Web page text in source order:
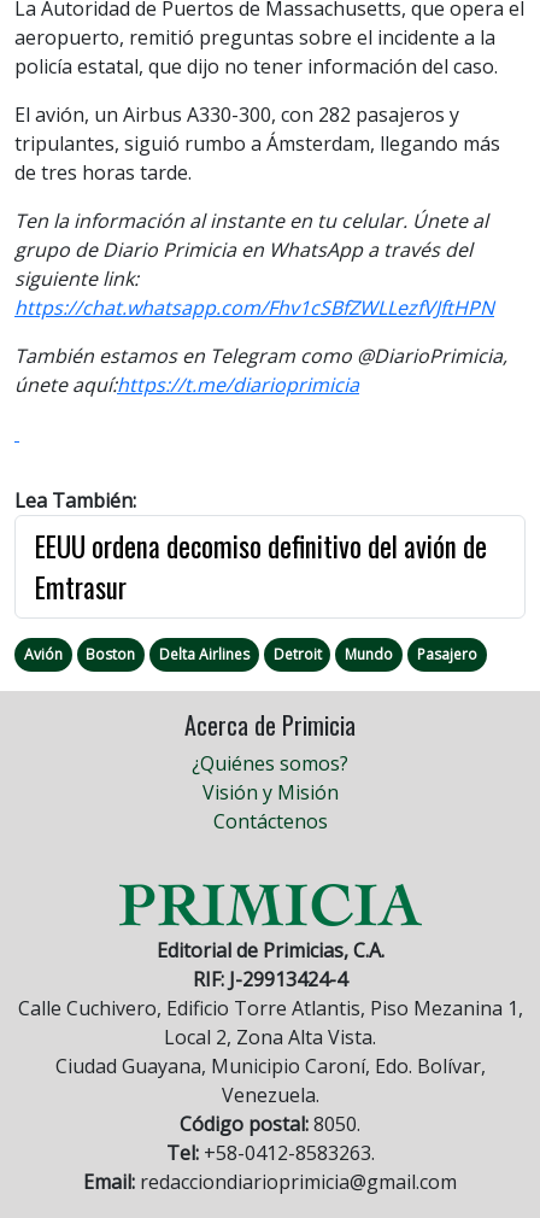
La Autoridad de Puertos de Massachusetts, que opera el
aeropuerto, remitió preguntas sobre el incidente a la
policía estatal, que dijo no tener información del caso.
El avión, un Airbus A330-300, con 282 pasajeros y
tripulantes, siguió rumbo a Ámsterdam, llegando más
de tres horas tarde.
Ten la información al instante en tu celular. Únete al
grupo de Diario Primicia en WhatsApp a través del
siguiente link:
https://chat.whatsapp.com/Fhv1cSBfZWLLezfVJftHPN
También estamos en Telegram como @DiarioPrimicia,
únete aquí:https://t.me/diarioprimicia
Lea También:
EEUU ordena decomiso definitivo del avión de
Emtrasur
Avión Boston Delta Airlines Detroit Mundo Pasajero
Acerca de Primicia
¿Quiénes somos?
Visión y Misión
Contáctenos
Editorial de Primicias, C.A.
RIF: J-29913424-4
Calle Cuchivero, Edificio Torre Atlantis, Piso Mezanina 1,
Local 2, Zona Alta Vista.
Ciudad Guayana, Municipio Caroní, Edo. Bolívar,
Venezuela.
Código postal:8050.
Tel:+58-0412-8583263.
Email: redacciondiarioprimicia@gmail.com